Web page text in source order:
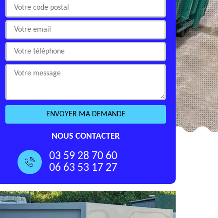
NOUS CONTACTER
03 59 28 70 60
06 63 53 17 27